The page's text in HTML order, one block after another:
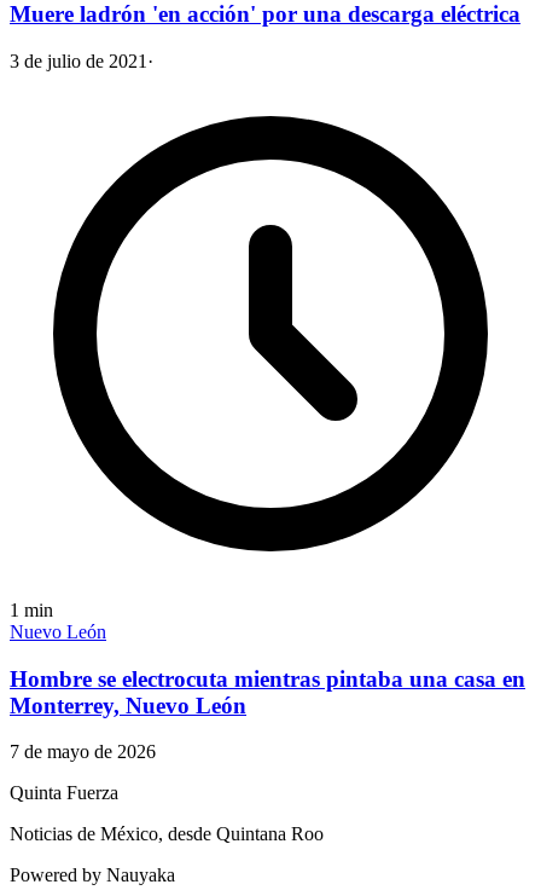
Muere ladrón 'en acción' por una descarga eléctrica
3 de julio de 2021 ·
1 min
Nuevo León
Hombre se electrocuta mientras pintaba una casa en
Monterrey, Nuevo León
7 de mayo de 2026
Quinta Fuerza
Noticias de México, desde Quintana Roo
Powered by Nauyaka